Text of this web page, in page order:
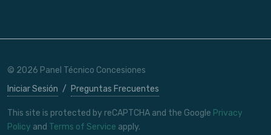
© 2026 Panel Técnico Concesiones
Iniciar Sesión / Preguntas Frecuentes
This site is protected by reCAPTCHA and the Google Privacy
Policy and Terms of Service apply.